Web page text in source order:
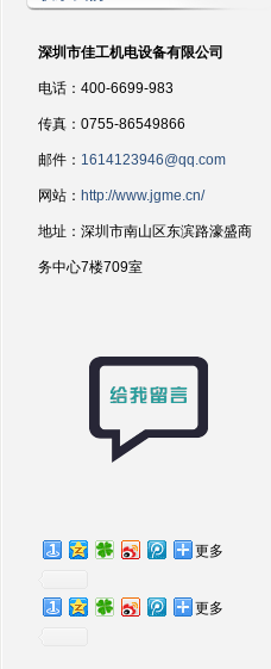
深圳市佳工机电设备有限公司
电话：400-6699-983
传真：0755-86549866
邮件： 1614123946@qq.com
网站： http://www.jgme.cn/
地址：深圳市南山区东滨路濠盛商
务中心7楼709室
更多
更多